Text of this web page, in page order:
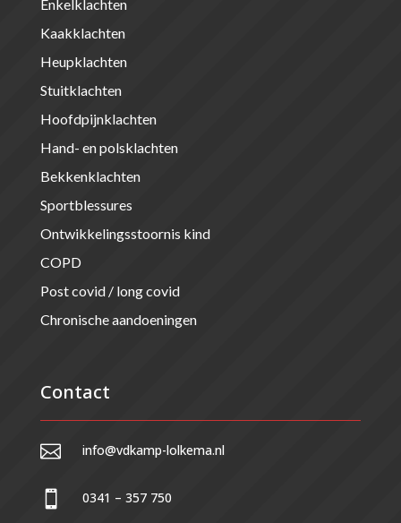
Enkelklachten
Kaakklachten
Heupklachten
Stuitklachten
Hoofdpijnklachten
Hand- en polsklachten
Bekkenklachten
Sportblessures
Ontwikkelingsstoornis kind
COPD
Post covid / long covid
Chronische aandoeningen
Contact
 info@vdkamp-lolkema.nl
 0341 – 357 750